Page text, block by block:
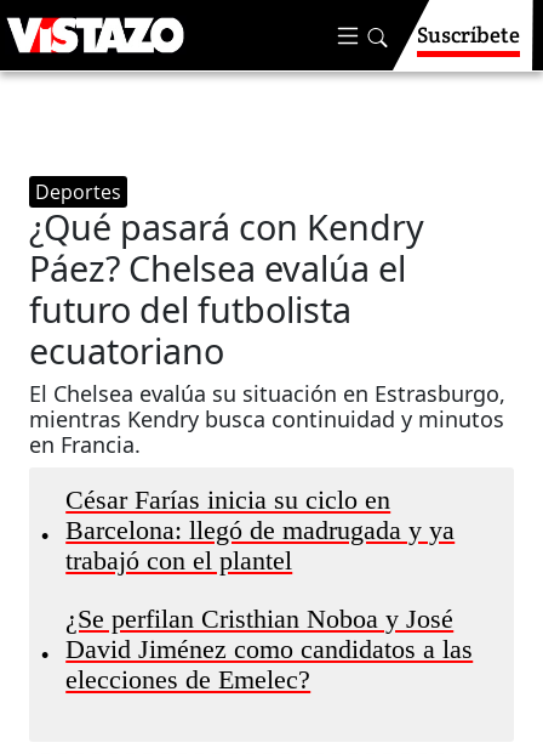
Suscríbete
Deportes
¿Qué pasará con Kendry
Páez? Chelsea evalúa el
futuro del futbolista
ecuatoriano
El Chelsea evalúa su situación en Estrasburgo,
mientras Kendry busca continuidad y minutos
en Francia.
•
César Farías inicia su ciclo en
Barcelona: llegó de madrugada y ya
trabajó con el plantel
•
¿Se perfilan Cristhian Noboa y José
David Jiménez como candidatos a las
elecciones de Emelec?